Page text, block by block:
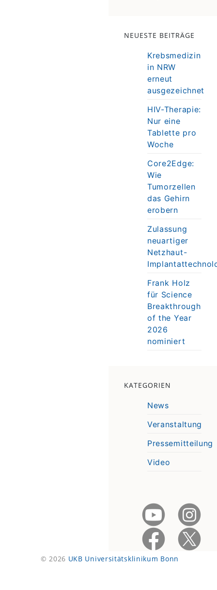
NEUESTE BEITRÄGE
Krebsmedizin
in NRW
erneut
ausgezeichnet
HIV-Therapie:
Nur eine
Tablette pro
Woche
Core2Edge:
Wie
Tumorzellen
das Gehirn
erobern
Zulassung
neuartiger
Netzhaut-
Frank Holz
für Science
Breakthrough
of the Year
2026
nominiert
KATEGORIEN
News
Veranstaltung
Pressemitteilung
Video
© 2026 UKB Universitätsklinikum Bonn